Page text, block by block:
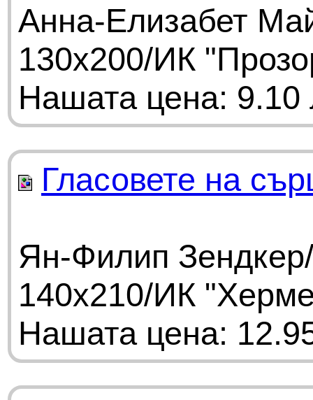
Анна-Елизабет
130х200/ИК
Нашата цена: 9.10
Гласовете на
Ян-Филип
140х210/ИК
Нашата цена: